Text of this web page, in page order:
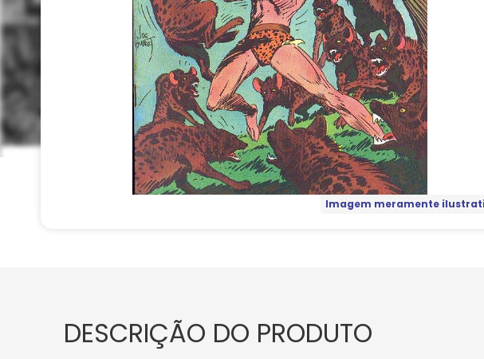
Imagem meramente
DESCRIÇÃO DO PRODUTO